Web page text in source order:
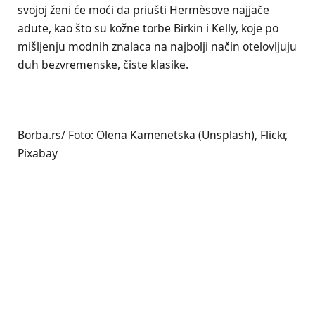
svojoj ženi će moći da priušti Hermèsove najjače
adute, kao što su kožne torbe Birkin i Kelly, koje po
mišljenju modnih znalaca na najbolji način otelovljuju
duh bezvremenske, čiste klasike.
Borba.rs/ Foto: Olena Kamenetska (Unsplash), Flickr,
Pixabay